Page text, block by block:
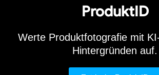
ProduktID
Werte Produktfotografie mit
Hintergründen auf.